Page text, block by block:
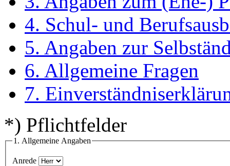
4. Schul- und
5. Angaben zur
6. Allgemeine Fragen
7.
*) Pflichtfelder
1. Allgemeine Angaben
Anrede